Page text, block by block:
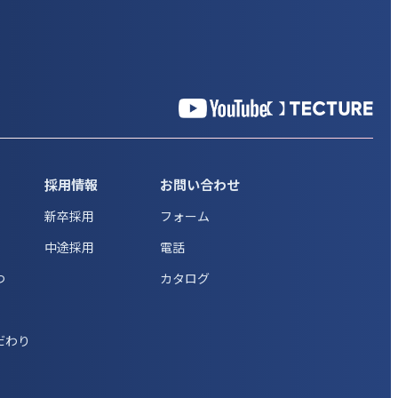
わり
採用情報
新卒採用
中途採用
お問い合わせ
フォーム
電話
カタログ